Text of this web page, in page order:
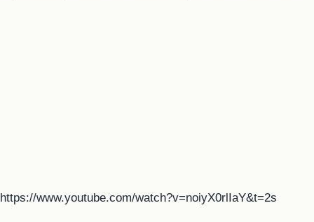
https://www.youtube.com/watch?v=noiyX0rlIaY&t=2s